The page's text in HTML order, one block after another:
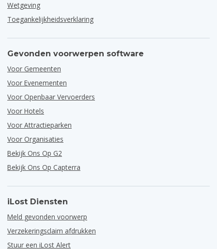
Wetgeving
Toegankelijkheidsverklaring
Gevonden voorwerpen software
Voor Gemeenten
Voor Evenementen
Voor Openbaar Vervoerders
Voor Hotels
Voor Attractieparken
Voor Organisaties
Bekijk Ons Op G2
Bekijk Ons Op Capterra
iLost Diensten
Meld gevonden voorwerp
Verzekeringsclaim afdrukken
Stuur een iLost Alert